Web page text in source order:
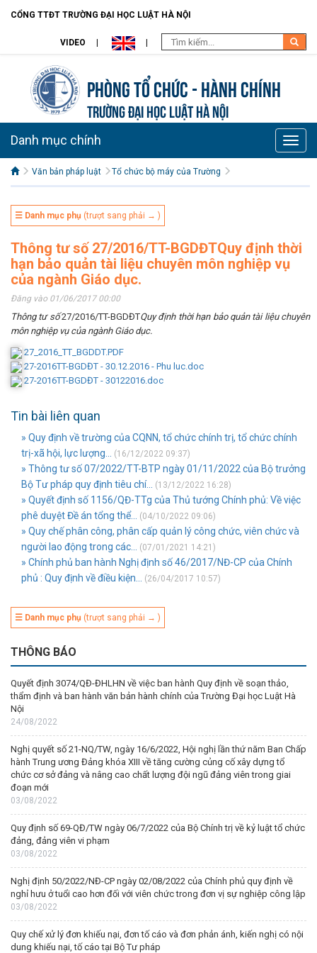
CỔNG TTĐT TRƯỜNG ĐẠI HỌC LUẬT HÀ NỘI
VIDEO
Phòng Tổ chức - Hành chính
TRƯỜNG ĐẠI HỌC LUẬT HÀ NỘI
Toggle
Danh mục chính
Văn bản pháp luật Tổ chức bộ máy của Trường
☰ Danh mục phụ (trượt sang phải → )
Thông tư số 27/2016/TT-BGDĐTQuy định thời
hạn bảo quản tài liệu chuyên môn nghiệp vụ
của ngành Giáo dục.
Đăng vào 01/06/2017 00:00
Thông tư số27/2016/TT-BGDĐTQuy định thời hạn bảo quản tài liệu chuyên
môn nghiệp vụ của ngành Giáo dục.
27_2016_TT_BGDDT.PDF
27-2016TT-BGDĐT - 30.12.2016 - Phu luc.doc
27-2016TT-BGDĐT - 30122016.doc
Tin bài liên quan
» Quy định về trường của CQNN, tổ chức chính trị, tổ chức chính
trị-xã hội, lực lượng...
(16/12/2022 09:37)
» Thông tư số 07/2022/TT-BTP ngày 01/11/2022 của Bộ trưởng
Bộ Tư pháp quy định tiêu chí...
(13/12/2022 16:28)
» Quyết định số 1156/QĐ-TTg của Thủ tướng Chính phủ: Về việc
phê duyệt Đề án tổng thể...
(04/10/2022 09:06)
» Quy chế phân công, phân cấp quản lý công chức, viên chức và
người lao động trong các...
(07/01/2021 14:21)
» Chính phủ ban hành Nghị định số 46/2017/NĐ-CP của Chính
phủ : Quy định về điều kiện...
(26/04/2017 10:57)
☰ Danh mục phụ (trượt sang phải → )
THÔNG BÁO
Quyết định 3074/QĐ-ĐHLHN về việc ban hành Quy định về soạn thảo,
thẩm định và ban hành văn bản hành chính của Trường Đại học Luật Hà
Nội
24/08/2022
Nghị quyết số 21-NQ/TW, ngày 16/6/2022, Hội nghị lần thứ năm Ban Chấp
hành Trung ương Đảng khóa XIII về tăng cường củng cố xây dựng tổ
chức cơ sở đảng và nâng cao chất lượng đội ngũ đảng viên trong giai
đoạn mới
03/08/2022
Quy định số 69-QĐ/TW ngày 06/7/2022 của Bộ Chính trị về kỷ luật tổ chức
đảng, đảng viên vi phạm
03/08/2022
Nghị định 50/2022/NĐ-CP ngày 02/08/2022 của Chính phủ quy định về
nghỉ hưu ở tuổi cao hơn đối với viên chức trong đơn vị sự nghiệp công lập
03/08/2022
Quy chế xử lý đơn khiếu nại, đơn tố cáo và đơn phản ánh, kiến nghị có nội
dung khiếu nại, tố cáo tại Bộ Tư pháp